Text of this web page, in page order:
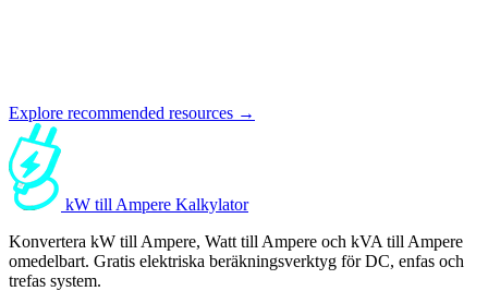
Explore recommended resources →
kW till Ampere Kalkylator
Konvertera kW till Ampere, Watt till Ampere och kVA till Ampere
omedelbart. Gratis elektriska beräkningsverktyg för DC, enfas och
trefas system.